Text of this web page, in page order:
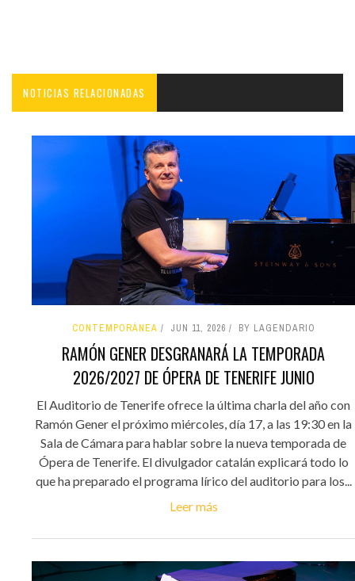
NOTICIAS RELACIONADAS
CONTEMPORÁNEA JUN 11, 2026 BY LAGENDARIO
RAMÓN GENER DESGRANARÁ LA TEMPORADA
2026/2027 DE ÓPERA DE TENERIFE JUNIO
El Auditorio de Tenerife ofrece la última charla del año con
Ramón Gener el próximo miércoles, día 17, a las 19:30 en la
Sala de Cámara para hablar sobre la nueva temporada de
Ópera de Tenerife. El divulgador catalán explicará todo lo
que ha preparado el programa lírico del auditorio para los...
Leer más